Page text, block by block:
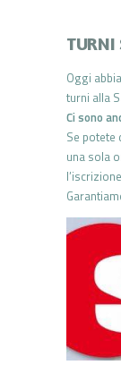
TURNI
Oggi
turni alla
Ci sono
Se potete
una sola